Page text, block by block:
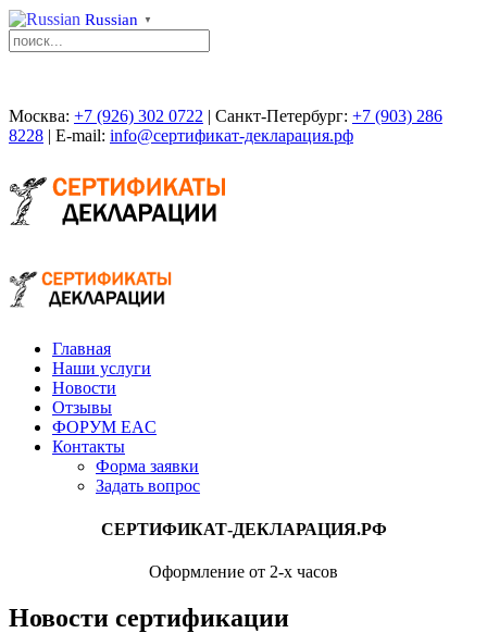
Russian ▼
Москва: +7 (926) 302 0722 | Санкт-Петербург: +7 (903) 286
8228 | E-mail: info@сертификат-декларация.рф
Главная
Наши услуги
Новости
Отзывы
ФОРУМ EAC
Контакты
Форма заявки
Задать вопрос
СЕРТИФИКАТ-ДЕКЛАРАЦИЯ.РФ
Оформление от 2-х часов
Новости сертификации